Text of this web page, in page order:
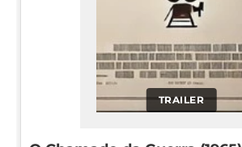
TRAILER